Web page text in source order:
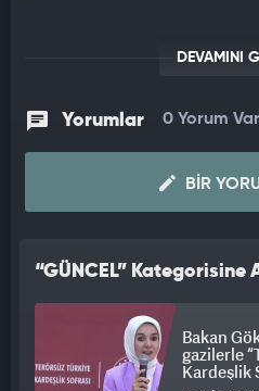
DEVAMINI
Yorumlar 0 Yorum Var
BIR
“GÜNCEL”
Bakan
gazilerle
Kardeşlik